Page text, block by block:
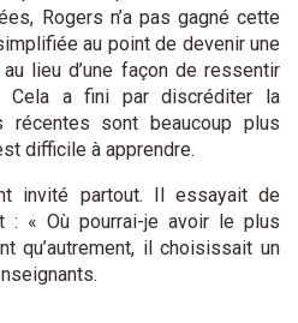
Rogers n’a pas gagné cette
au point de devenir une
lieu d’une façon de ressentir
Cela a fini par discréditer la
récentes sont beaucoup plus
difficile à apprendre.
invité partout. Il essayait de
: « Où pourrai-je avoir le plus
qu’autrement, il choisissait un